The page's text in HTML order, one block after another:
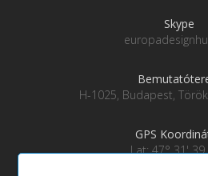
Skype
H-1025, Budapest,
GPS
Lat: 47° 31'